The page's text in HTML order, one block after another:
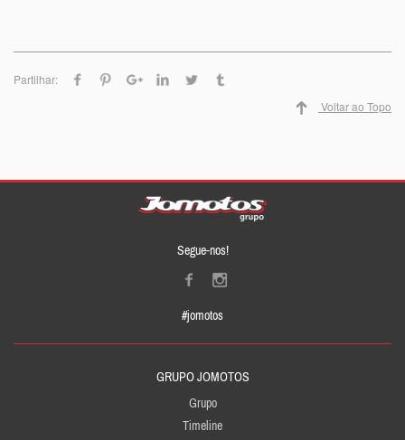
Partilhar:
Voltar ao Topo
Segue-nos!
#jomotos
GRUPO JOMOTOS
Grupo
Timeline